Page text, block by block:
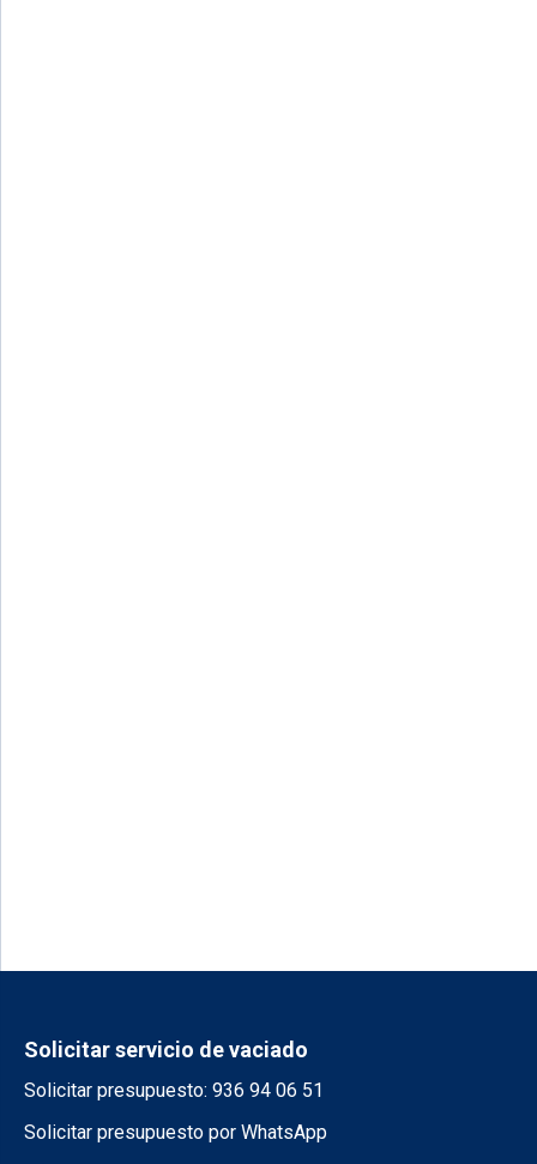
Solicitar servicio de vaciado
Solicitar presupuesto: 936 94 06 51
Solicitar presupuesto por WhatsApp